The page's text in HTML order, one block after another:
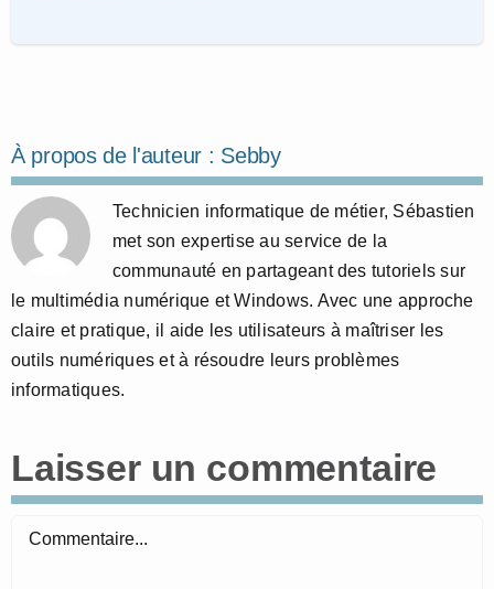
À propos de l'auteur : Sebby
Technicien informatique de métier, Sébastien
met son expertise au service de la
communauté en partageant des tutoriels sur
le multimédia numérique et Windows. Avec une approche
claire et pratique, il aide les utilisateurs à maîtriser les
outils numériques et à résoudre leurs problèmes
informatiques.
Laisser un commentaire
Commentaire